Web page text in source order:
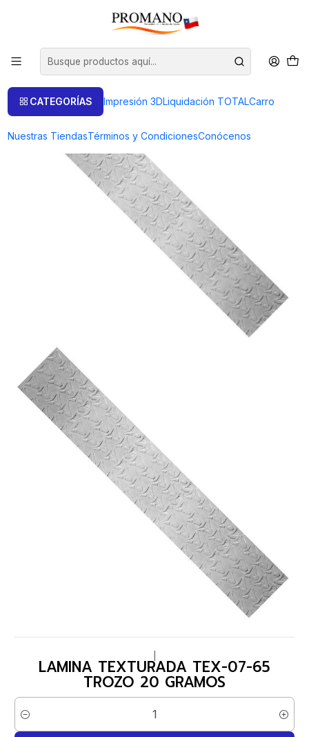
CATEGORÍAS Impresión 3DLiquidación TOTALCarro
Nuestras TiendasTérminos y CondicionesConócenos
Semielaborados Plata Láminas Texturizadas
LAMINA TEXTURADA TEX-07-65 TROZO 20 GRAMOS
LAMINA TEXTURADA TEX-07-65
TROZO 20 GRAMOS
Cantidad